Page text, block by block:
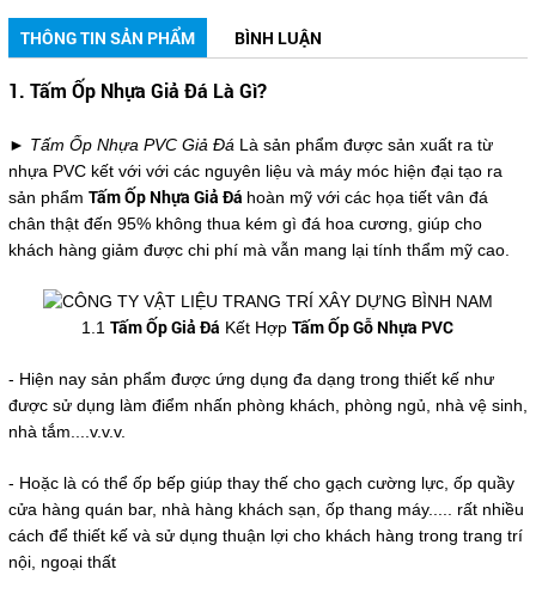
THÔNG TIN SẢN PHẨM BÌNH LUẬN
1. Tấm Ốp Nhựa Giả Đá Là Gì?
► Tấm Ốp Nhựa PVC Giả Đá Là sản phẩm được sản xuất ra từ
nhựa PVC kết với với các nguyên liệu và máy móc hiện đại tạo ra
sản phẩm Tấm Ốp Nhựa Giả Đá hoàn mỹ với các họa tiết vân đá
chân thật đến 95% không thua kém gì đá hoa cương, giúp cho
khách hàng giảm được chi phí mà vẫn mang lại tính thẩm mỹ cao.
1.1Tấm Ốp Giả Đá Kết HợpTấm Ốp Gỗ Nhựa PVC
- Hiện nay sản phẩm được ứng dụng đa dạng trong thiết kế như
được sử dụng làm điểm nhấn phòng khách, phòng ngủ, nhà vệ sinh,
nhà tắm....v.v.v.
- Hoặc là có thể ốp bếp giúp thay thế cho gạch cường lực, ốp quầy
cửa hàng quán bar, nhà hàng khách sạn, ốp thang máy..... rất nhiều
cách để thiết kế và sử dụng thuận lợi cho khách hàng trong trang trí
nội, ngoại thất